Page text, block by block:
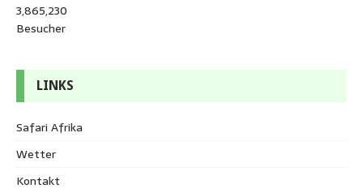
3,865,230
Besucher
LINKS
Safari Afrika
Wetter
Kontakt